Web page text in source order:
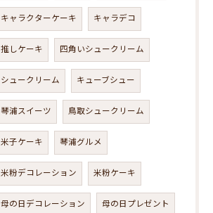
キャラクターケーキ キャラデコ
推しケーキ 四角いシュークリーム
シュークリーム キューブシュー
琴浦スイーツ 鳥取シュークリーム
米子ケーキ 琴浦グルメ
米粉デコレーション 米粉ケーキ
母の日デコレーション 母の日プレゼント